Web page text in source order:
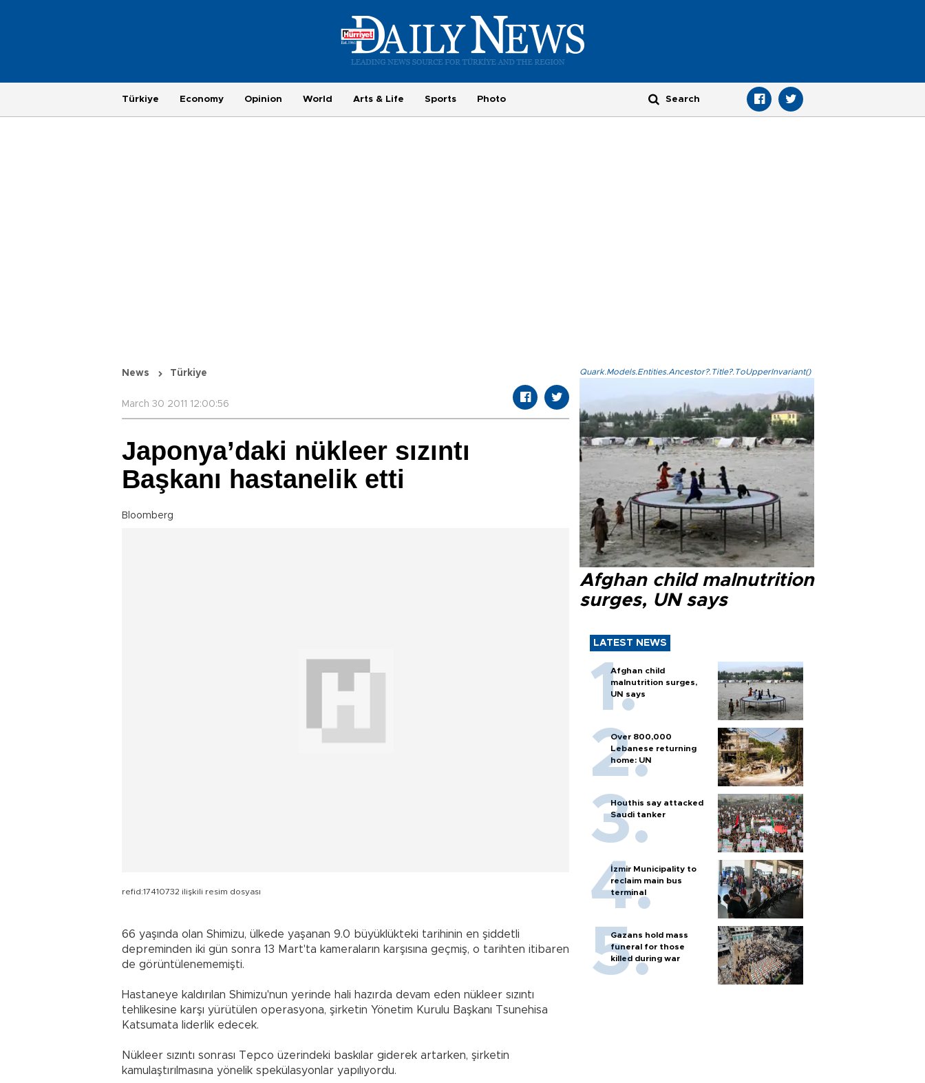
Türkiye Economy Opinion World Arts & Life Sports Photo
News Türkiye
March 30 2011 12:00:56
Japonya’daki nükleer sızıntı
Başkanı hastanelik etti
Bloomberg
refid:17410732 ilişkili resim dosyası
66 yaşında olan Shimizu, ülkede yaşanan 9.0 büyüklükteki tarihinin en şiddetli
depreminden iki gün sonra 13 Mart'ta kameraların karşısına geçmiş, o tarihten itibaren
de görüntülenememişti.
Hastaneye kaldırılan Shimizu'nun yerinde hali hazırda devam eden nükleer sızıntı
tehlikesine karşı yürütülen operasyona, şirketin Yönetim Kurulu Başkanı Tsunehisa
Katsumata liderlik edecek.
Nükleer sızıntı sonrası Tepco üzerindeki baskılar giderek artarken, şirketin
kamulaştırılmasına yönelik spekülasyonlar yapılıyordu.
Quark.Models.Entities.Ancestor?.Title?.ToUpperInvariant()
Afghan child malnutrition
surges, UN says
LATEST NEWS
Afghan child
malnutrition surges,
UN says
Over 800,000
Lebanese returning
home: UN
Houthis say attacked
Saudi tanker
İzmir Municipality to
reclaim main bus
terminal
Gazans hold mass
funeral for those
killed during war